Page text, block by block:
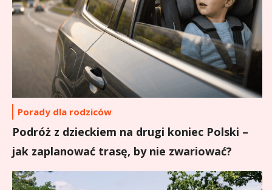
Porady dla rodziców
Podróż z dzieckiem na drugi koniec Polski –
jak zaplanować trasę, by nie zwariować?